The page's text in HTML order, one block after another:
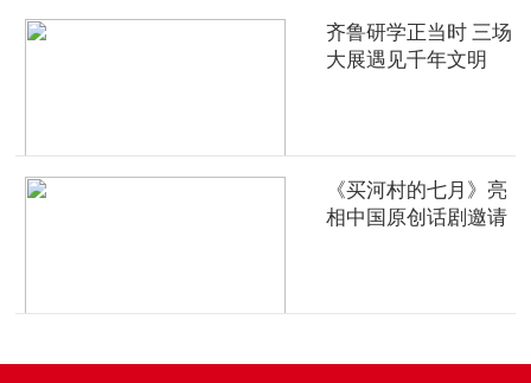
齐鲁研学正当时 三场
大展遇见千年文明
《买河村的七月》亮
相中国原创话剧邀请